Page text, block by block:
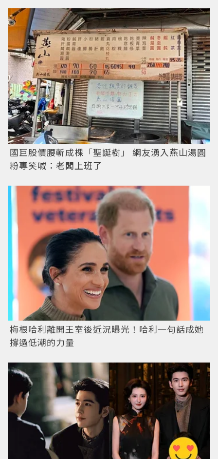
國巨股價腰斬成棵「聖誕樹」 網友湧入燕山湯圓
粉專笑喊：老闆上班了
梅根哈利離開王室後近況曝光！哈利一句話成她
撐過低潮的力量